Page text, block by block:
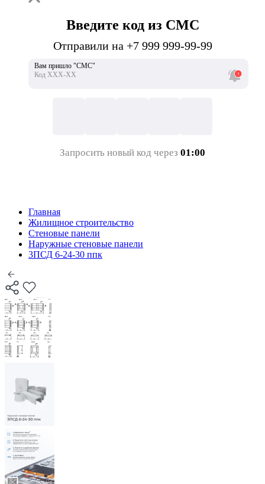
Введите код из СМС
Отправили на +7 999 999-99-99
Вам пришло "СМС"
Код ХХХ-ХХ
Запросить новый код через 01:00
Главная
Жилищное строительство
Стеновые панели
Наружные стеновые панели
3ПСД 6-24-30 ппк